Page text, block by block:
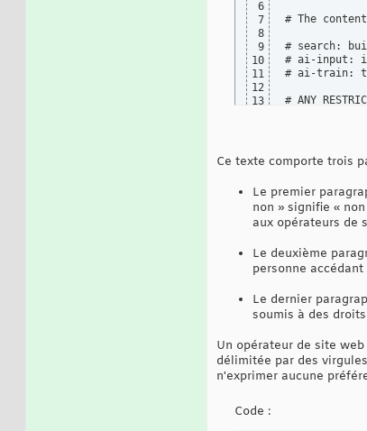
6
7
8
9
10
11
12
13
# The
# search:
# ai-input:
# ai-train:
# ANY
Ce texte comporte trois
Le premier
non » signifie «
aux opérateurs de
Le deuxième
personne
Le dernier
soumis à des
Un opérateur de site
délimitée par des
n'exprimer aucune
Code :